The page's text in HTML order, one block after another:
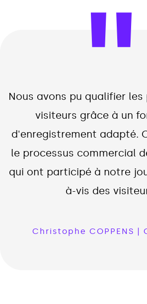
Nous avons pu qualifier
visiteurs grâce à un
d'enregistrement adapté.
le processus commercial
qui ont participé à notre
à-vis des
Christophe COPPENS |